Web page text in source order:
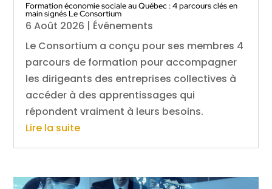
Formation économie sociale au Québec : 4 parcours clés en
main signés Le Consortium
6 Août 2026 | Événements
Le Consortium a conçu pour ses membres 4
parcours de formation pour accompagner
les dirigeants des entreprises collectives à
accéder à des apprentissages qui
répondent vraiment à leurs besoins.
Lire la suite